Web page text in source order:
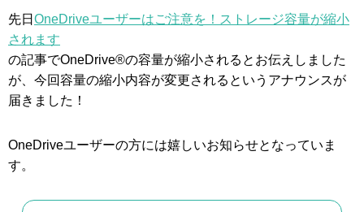
先日 OneDriveユーザーはご注意を！ストレージ容量が縮小
されます
の記事でOneDrive®の容量が縮小されるとお伝えしました
が、今回容量の縮小内容が変更されるというアナウンスが
届きました！
OneDriveユーザーの方には嬉しいお知らせとなっていま
す。